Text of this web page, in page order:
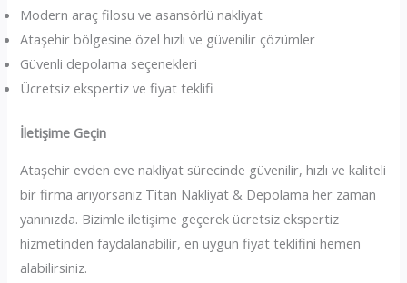
Modern araç filosu ve asansörlü nakliyat
Ataşehir bölgesine özel hızlı ve güvenilir çözümler
Güvenli depolama seçenekleri
Ücretsiz ekspertiz ve fiyat teklifi
İletişime Geçin
Ataşehir evden eve nakliyat sürecinde güvenilir, hızlı ve kaliteli
bir firma arıyorsanız Titan Nakliyat & Depolama her zaman
yanınızda. Bizimle iletişime geçerek ücretsiz ekspertiz
hizmetinden faydalanabilir, en uygun fiyat teklifini hemen
alabilirsiniz.